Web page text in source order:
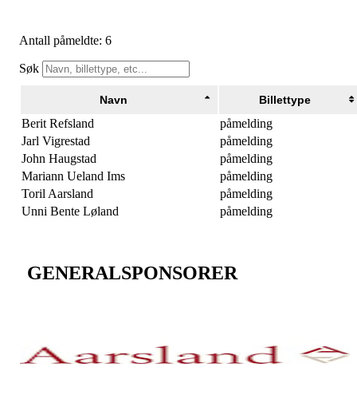
Antall påmeldte: 6
Søk
Navn Billettype
Berit Refsland
påmelding
Jarl Vigrestad
påmelding
John Haugstad
påmelding
Mariann Ueland Ims
påmelding
Toril Aarsland
påmelding
Unni Bente Løland
påmelding
GENERALSPONSORER